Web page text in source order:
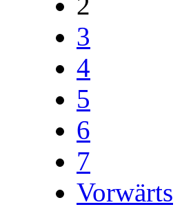
3
4
5
6
7
Vorwärts